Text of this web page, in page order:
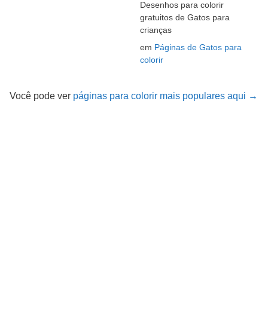
Desenhos para colorir
gratuitos de Gatos para
crianças
em Páginas de Gatos para
colorir
Você pode ver páginas para colorir mais populares aqui →